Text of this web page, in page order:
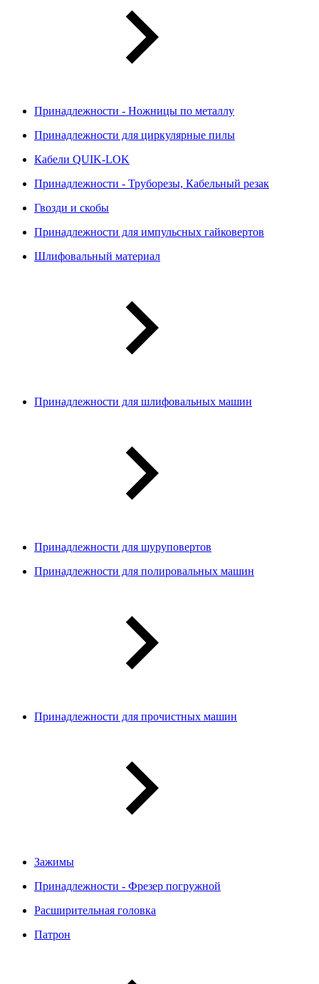
Принадлежности - Ножницы по металлу
Принадлежности для циркулярные пилы
Кабели QUIK-LOK
Принадлежности - Труборезы, Кабельный резак
Гвозди и скобы
Принадлежности для импульсных гайковертов
Шлифовальный материал
Принадлежности для шлифовальных машин
Принадлежности для шуруповертов
Принадлежности для полировальных машин
Принадлежности для прочистных машин
Зажимы
Принадлежности - Фрезер погружной
Расширительная головка
Патрон